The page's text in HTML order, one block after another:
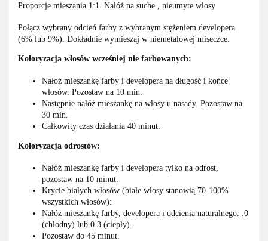
Proporcje mieszania 1:1. Nałóż na suche , nieumyte włosy
Połącz wybrany odcień farby z wybranym stężeniem developera
(6% lub 9%). Dokładnie wymieszaj w niemetalowej miseczce.
Koloryzacja włosów wcześniej nie farbowanych:
Nałóż mieszankę farby i developera na długość i końce
włosów. Pozostaw na 10 min.
Następnie nałóż mieszankę na włosy u nasady. Pozostaw na
30 min.
Całkowity czas działania 40 minut.
Koloryzacja odrostów:
Nałóż mieszankę farby i developera tylko na odrost,
pozostaw na 10 minut.
Krycie białych włosów (białe włosy stanowią 70-100%
wszystkich włosów):
Nałóż mieszankę farby, developera i odcienia naturalnego: .0
(chłodny) lub 0.3 (ciepły).
Pozostaw do 45 minut.